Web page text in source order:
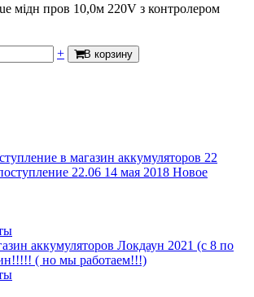
мідн пров 10,0м 220V з контролером
+ В корзину
в магазин аккумуляторов 22
22.06 14 мая 2018 Новое
аккумуляторов Локдаун 2021 (с 8 по
( но мы работаем!!!)